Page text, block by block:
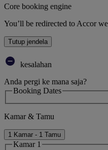
Core booking engine
You’ll be redirected to Accor
Tutup jendela
kesalahan
Anda pergi ke mana saja?
Booking Dates
Kamar & Tamu
1 Kamar - 1 Tamu
Kamar 1